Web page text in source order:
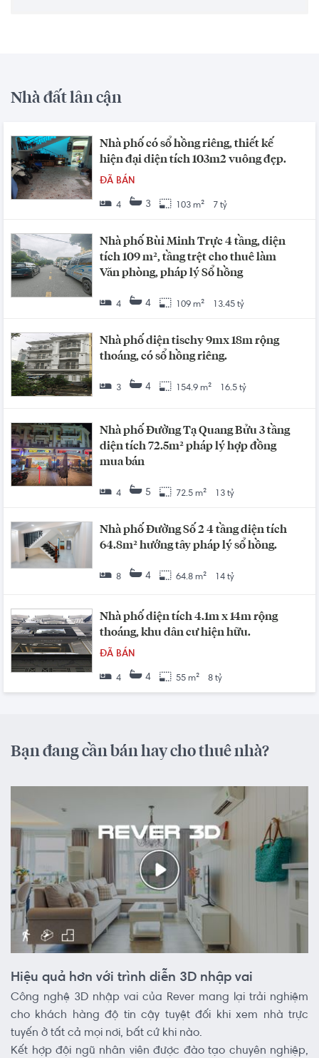
Nhà đất lân cận
Nhà phố có sổ hồng riêng, thiết kế
hiện đại diện tích 103m2 vuông đẹp.
ĐÃ BÁN
4 3 103 m² 7 tỷ
Nhà phố Bùi Minh Trực 4 tầng, diện
tích 109 m², tầng trệt cho thuê làm
Văn phòng, pháp lý Sổ hồng
4 4 109 m² 13.45 tỷ
Nhà phố diện tischy 9mx 18m rộng
thoáng, có sổ hồng riêng.
3 4 154.9 m² 16.5 tỷ
Nhà phố Đường Tạ Quang Bửu 3 tầng
diện tích 72.5m² pháp lý hợp đồng
mua bán
4 5 72.5 m² 13 tỷ
Nhà phố Đường Số 2 4 tầng diện tích
64.8m² hướng tây pháp lý sổ hồng.
8 4 64.8 m² 14 tỷ
Nhà phố diện tích 4.1m x 14m rộng
thoáng, khu dân cư hiện hữu.
ĐÃ BÁN
4 4 55 m² 8 tỷ
Bạn đang cần bán hay cho thuê nhà?
Hiệu quả hơn với trình diễn 3D nhập vai
Công nghệ 3D nhập vai của Rever mang lại trải nghiệm
cho khách hàng độ tin cậy tuyệt đối khi xem nhà trực
tuyến ở tất cả mọi nơi, bất cứ khi nào.
Kết hợp đội ngũ nhân viên được đào tạo chuyên nghiệp,